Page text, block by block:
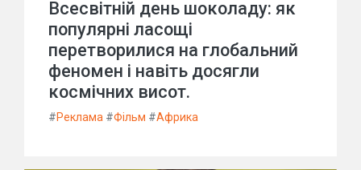
Всесвітній день шоколаду: як
популярні ласощі
перетворилися на глобальний
феномен і навіть досягли
космічних висот.
#Реклама #Фільм #Африка